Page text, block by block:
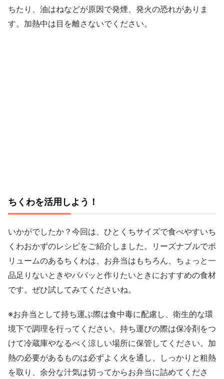
ちたり、油はねなどが原因で発煙、発火の恐れがありま
す。加熱中は目を離さないでください。
ちくわを活用しよう！
いかがでしたか？今回は、ひとくちサイズで食べやすいち
くわおかずのレシピをご紹介しました。リーズナブルでボ
リュームのあるちくわは、お弁当はもちろん、ちょっと一
品足りないときやパパッと作りたいときにおすすめの食材
です。ぜひ試してみてくださいね。
※お弁当として持ち運ぶ際は食中毒に配慮し、衛生的な環
境下で調理を行ってください。持ち運びの際は保冷剤をつ
けて冷蔵庫やなるべく涼しい場所に保管してください。加
熱の必要があるものは必ずよく火を通し、しっかりと粗熱
を取り、余分な汁気は切ってからお弁当に詰めてくださ